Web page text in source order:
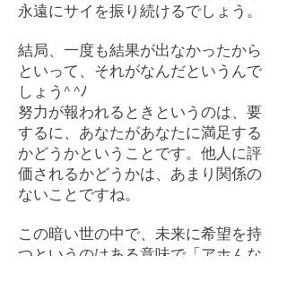
永遠にサイを振り続けるでしょう。
結局、一度も結果が出なかったから
といって、それがなんだというんで
しょう^ ^ﾉ
努力が報われるときというのは、要
するに、あなたがあなたに満足する
かどうかということです。他人に評
価されるかどうかは、あまり関係の
ないことですね。
この暗い世の中で、未来に希望を持
つというのはある意味で「アホんな